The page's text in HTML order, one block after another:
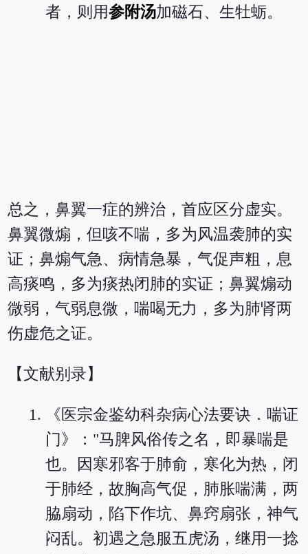
者，则用参附汤加磁石、生牡蛎。
总之，鼻翼一症的辨治，首应区分虚实。
鼻翼微煽，但咳不喘，多为风温袭肺的实
证；鼻煽气急、病情急暴，气促声粗，息
高痰鸣，多为痰热闭肺的实证；鼻翼煽动
微弱，气弱息微，喘喝无力，多为肺肾两
伤虚危之证。
【文献别录】
《医宗金鉴幼科杂病心法要诀．喘证
门》："马脾风俗传之名，即暴喘是
也。因寒邪客于肺俞，寒化为热，闭
于肺经，故胸高气促，肺胀喘满，两
脇扇动，陷下作坑、鼻窍扇张，神气
闷乱。初遇之急服五虎汤，继用一捻